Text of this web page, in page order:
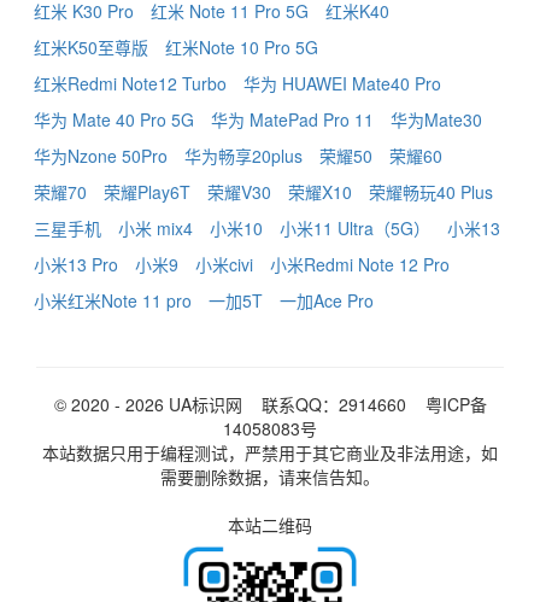
红米 K30 Pro
红米 Note 11 Pro 5G
红米K40
红米K50至尊版
红米Note 10 Pro 5G
红米Redmi Note12 Turbo
华为 HUAWEI Mate40 Pro
华为 Mate 40 Pro 5G
华为 MatePad Pro 11
华为Mate30
华为Nzone 50Pro
华为畅享20plus 荣耀50
荣耀60
荣耀70
荣耀Play6T 荣耀V30 荣耀X10
荣耀畅玩40 Plus
三星手机
小米 mix4 小米10 小米11 Ultra（5G）
小米13
小米13 Pro
小米9 小米civi
小米Redmi Note 12 Pro
小米红米Note 11 pro
一加5T 一加Ace Pro
© 2020 - 2026 UA标识网 联系QQ：2914660 粤ICP备
14058083号
本站数据只用于编程测试，严禁用于其它商业及非法用途，如
需要删除数据，请来信告知。
本站二维码